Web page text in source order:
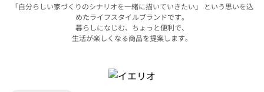
「自分らしい家づくりのシナリオを一緒に描いていきたい」 という思いを込
めたライフスタイルブランドです。
暮らしになじむ、ちょっと便利で、
生活が楽しくなる商品を提案します。